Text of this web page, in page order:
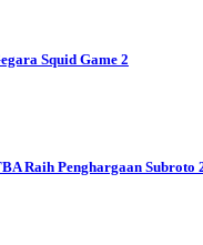
Squid Game 2
Raih Penghargaan Subroto